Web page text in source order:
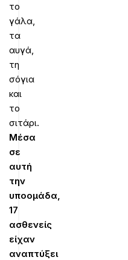
το
γάλα,
τα
αυγά,
τη
σόγια
και
το
σιτάρι.
Μέσα
σε
αυτή
την
υποομάδα,
17
ασθενείς
είχαν
αναπτύξει